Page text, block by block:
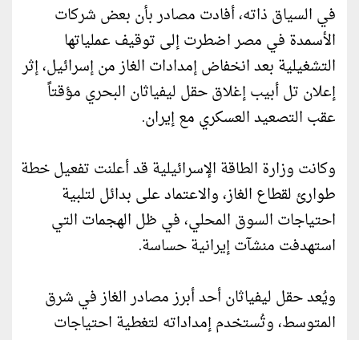
في السياق ذاته، أفادت مصادر بأن بعض شركات
الأسمدة في مصر اضطرت إلى توقيف عملياتها
التشغيلية بعد انخفاض إمدادات الغاز من إسرائيل، إثر
إعلان تل أبيب إغلاق حقل ليفياثان البحري مؤقتاً
عقب التصعيد العسكري مع إيران.
وكانت وزارة الطاقة الإسرائيلية قد أعلنت تفعيل خطة
طوارئ لقطاع الغاز، والاعتماد على بدائل لتلبية
احتياجات السوق المحلي، في ظل الهجمات التي
استهدفت منشآت إيرانية حساسة.
ويُعد حقل ليفياثان أحد أبرز مصادر الغاز في شرق
المتوسط، وتُستخدم إمداداته لتغطية احتياجات